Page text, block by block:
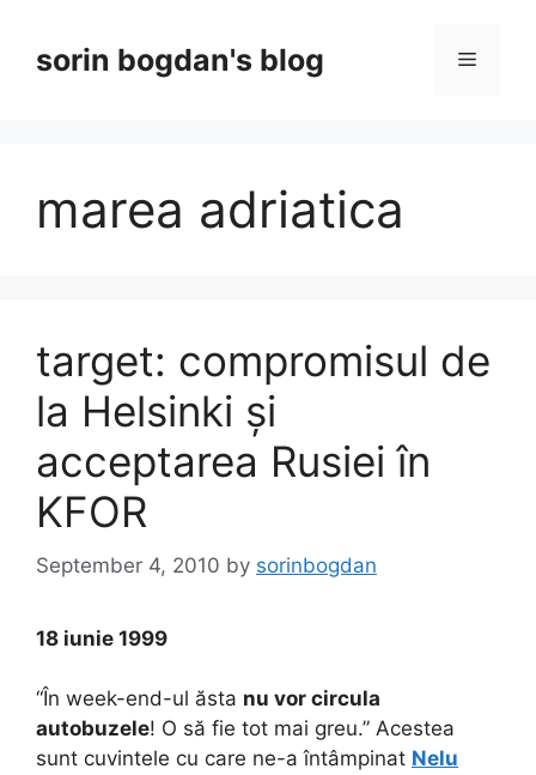
contentsorin bogdan's blog Menu
marea adriatica
target: compromisul de
la Helsinki și
acceptarea Rusiei în
KFOR
September 4, 2010 by sorinbogdan
18 iunie 1999
“În week-end-ul ăsta nu vor circula
autobuzele! O să fie tot mai greu.” Acestea
sunt cuvintele cu care ne-a întâmpinat Nelu